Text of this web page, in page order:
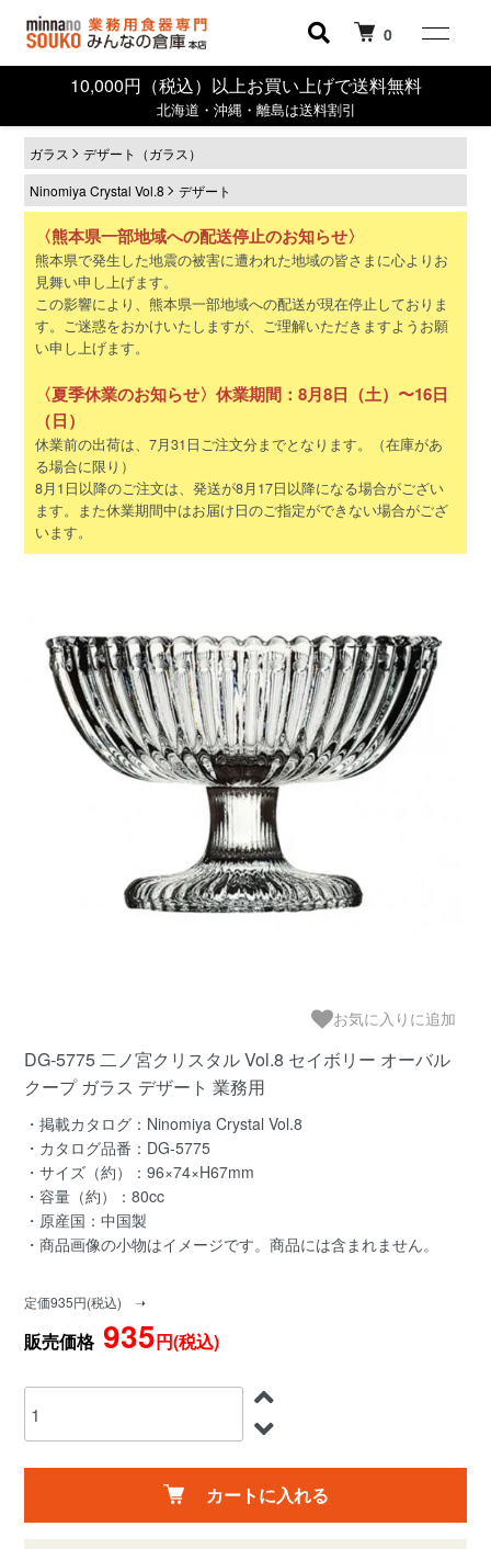
0
10,000円（税込）以上お買い上げで送料無料
北海道・沖縄・離島は送料割引
ガラス
デザート（ガラス）
Ninomiya Crystal Vol.8
デザート
〈熊本県一部地域への配送停止のお知らせ〉
熊本県で発生した地震の被害に遭われた地域の皆さまに心よりお
見舞い申し上げます。
この影響により、熊本県一部地域への配送が現在停止しておりま
す。ご迷惑をおかけいたしますが、ご理解いただきますようお願
い申し上げます。
〈夏季休業のお知らせ〉休業期間：8月8日（土）〜16日
（日）
休業前の出荷は、7月31日ご注文分までとなります。（在庫があ
る場合に限り）
8月1日以降のご注文は、発送が8月17日以降になる場合がござい
ます。また休業期間中はお届け日のご指定ができない場合がござ
います。
お気に入りに追加
DG-5775 二ノ宮クリスタル Vol.8 セイボリー オーバル
クープ ガラス デザート 業務用
・掲載カタログ：Ninomiya Crystal Vol.8
・カタログ品番：DG-5775
・サイズ（約）：96×74×H67mm
・容量（約）：80cc
・原産国：中国製
・商品画像の小物はイメージです。商品には含まれません。
定価935円(税込) ➝
販売価格935円(税込)
カートに入れる